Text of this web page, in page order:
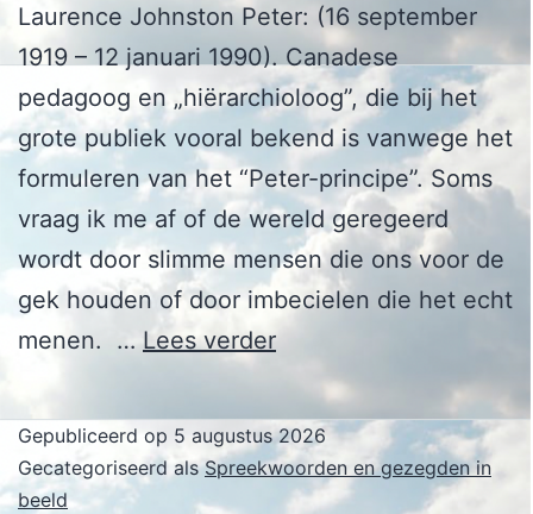
Laurence Johnston Peter: (16 september
1919 – 12 januari 1990). Canadese
pedagoog en „hiërarchioloog”, die bij het
grote publiek vooral bekend is vanwege het
formuleren van het “Peter-principe”. Soms
vraag ik me af of de wereld geregeerd
wordt door slimme mensen die ons voor de
gek houden of door imbecielen die het echt
menen. … Lees verderLaurence
Peter
Gepubliceerd op 5 augustus 2026
Gecategoriseerd alsSpreekwoorden en gezegden in
beeld